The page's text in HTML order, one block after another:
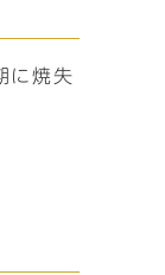
に焼失